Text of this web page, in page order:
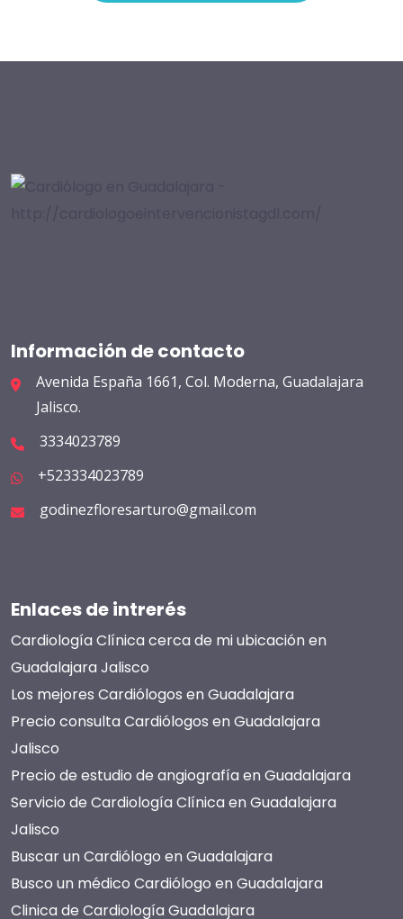
Información de contacto
Avenida España 1661, Col. Moderna, Guadalajara
Jalisco.
3334023789
+523334023789
godinezfloresarturo@gmail.com
Enlaces de intrerés
Cardiología Clínica cerca de mi ubicación en
Guadalajara Jalisco
Los mejores Cardiólogos en Guadalajara
Precio consulta Cardiólogos en Guadalajara
Jalisco
Precio de estudio de angiografía en Guadalajara
Servicio de Cardiología Clínica en Guadalajara
Jalisco
Buscar un Cardiólogo en Guadalajara
Busco un médico Cardiólogo en Guadalajara
Clinica de Cardiología Guadalajara